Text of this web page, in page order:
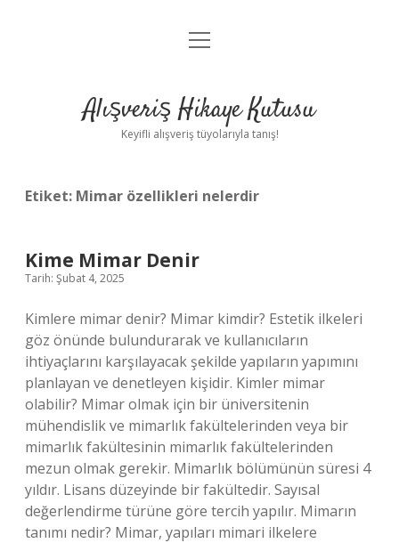
Anasayfa
Yasal Uyarı
menüyü
Alışveriş Hikaye Kutusu
Keyifli alışveriş tüyolarıyla tanış!
Etiket: Mimar özellikleri nelerdir
Kime Mimar Denir
Tarih: Şubat 4, 2025
Kimlere mimar denir? Mimar kimdir? Estetik ilkeleri
göz önünde bulundurarak ve kullanıcıların
ihtiyaçlarını karşılayacak şekilde yapıların yapımını
planlayan ve denetleyen kişidir. Kimler mimar
olabilir? Mimar olmak için bir üniversitenin
mühendislik ve mimarlık fakültelerinden veya bir
mimarlık fakültesinin mimarlık fakültelerinden
mezun olmak gerekir. Mimarlık bölümünün süresi 4
yıldır. Lisans düzeyinde bir fakültedir. Sayısal
değerlendirme türüne göre tercih yapılır. Mimarın
tanımı nedir? Mimar, yapıları mimari ilkelere